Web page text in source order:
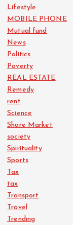
Lifestyle
MOBILE PHONE
Mutual fund
News
Politics
Poverty
REAL ESTATE
Remedy
rent
Science
Share Market
society
Spirituality
Sports
Tax
tax
Transport
Travel
Trending